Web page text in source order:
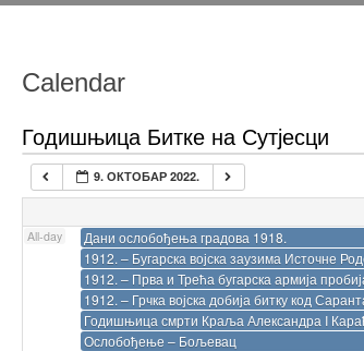
Calendar
Годишњица Битке на Сутјесци
9. ОКТОБАР 2022.
All-day
Дани ослобођења градова 1918.
1912. – Бугарска војска заузима Источне
1912. – Прва и Трећа бугарска армија
1912. – Грчка војска добија битку код
Годишњица смрти Краља Александра I
Ослобођење – Бољевац